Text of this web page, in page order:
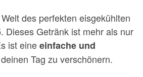
des perfekten eisgekühlten
Dieses Getränk ist mehr als nur
ist eineeinfache und
Tag zu verschönern.